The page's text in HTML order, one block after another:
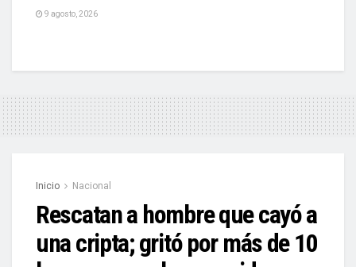
9 agosto, 2026
Inicio Nacional
Rescatan a hombre que cayó a
una cripta; gritó por más de 10